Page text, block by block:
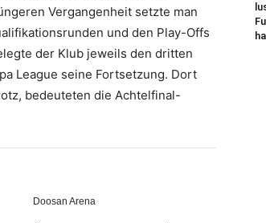
Vergangenheit setzte man
und den Play-Offs
der Klub jeweils den dritten
League seine Fortsetzung. Dort
bedeuteten die Achtelfinal-
Doosan Arena